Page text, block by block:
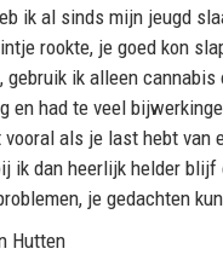
ik al sinds mijn jeugd
rookte, je goed kon
gebruik ik alleen
en had te veel
vooral als je last hebt van
ik dan heerlijk helder blijf
je gedachten
Hutten